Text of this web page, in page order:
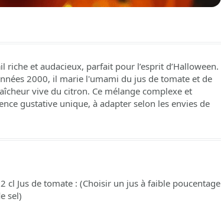
et audacieux, parfait pour l’esprit d’Halloween.
2000, il marie l'umami du jus de tomate et de
vive du citron. Ce mélange complexe et
gustative unique, à adapter selon les envies de
cl Jus de tomate :(Choisir un jus à faible poucentage
sel)